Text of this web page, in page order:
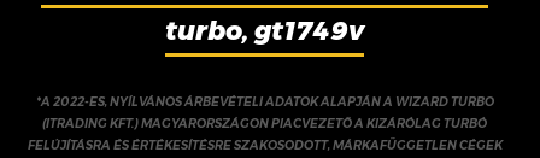
turbo, gt1749v
*A 2022-ES, NYÍLVÁNOS ÁRBEVÉTELI ADATOK ALAPJÁN A WIZARD TURBO
(ITRADING KFT.) MAGYARORSZÁGON PIACVEZETŐ A KIZÁRÓLAG TURBÓ
FELÚJÍTÁSRA ÉS ÉRTÉKESÍTÉSRE SZAKOSODOTT, MÁRKAFÜGGETLEN CÉGEK